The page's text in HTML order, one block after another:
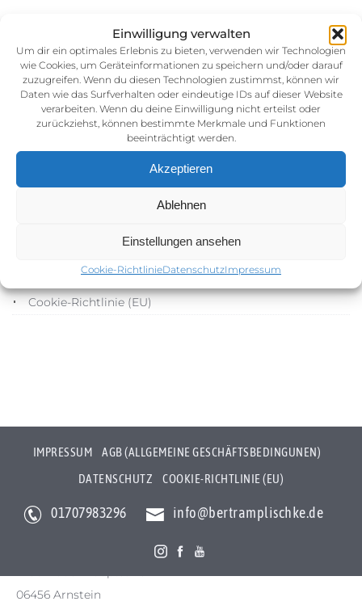
Einwilligung verwalten
Um dir ein optimales Erlebnis zu bieten, verwenden wir Technologien
wie Cookies, um Geräteinformationen zu speichern und/oder darauf
zuzugreifen. Wenn du diesen Technologien zustimmst, können wir
Daten wie das Surfverhalten oder eindeutige IDs auf dieser Website
verarbeiten. Wenn du deine Einwilligung nicht erteilst oder
zurückziehst, können bestimmte Merkmale und Funktionen
beeinträchtigt werden.
Akzeptieren
Ablehnen
Einstellungen ansehen
Cookie-RichtlinieDatenschutzImpressum
15. September 2014
Kategorie:
AGB (Allgemeine Geschäftsbedingunen)
Datenschutz
Cookie-Richtlinie (EU)
IMPRESSUM
AGB (ALLGEMEINE GESCHÄFTSBEDINGUNEN)
DATENSCHUTZ
COOKIE-RICHTLINIE (EU)
01707983296 info@bertramplischke.de
Bertram Plischke Individualfotografie
06456 Arnstein